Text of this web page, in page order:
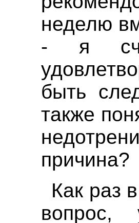
неделю
- я
быть
также
причина?
Как раз